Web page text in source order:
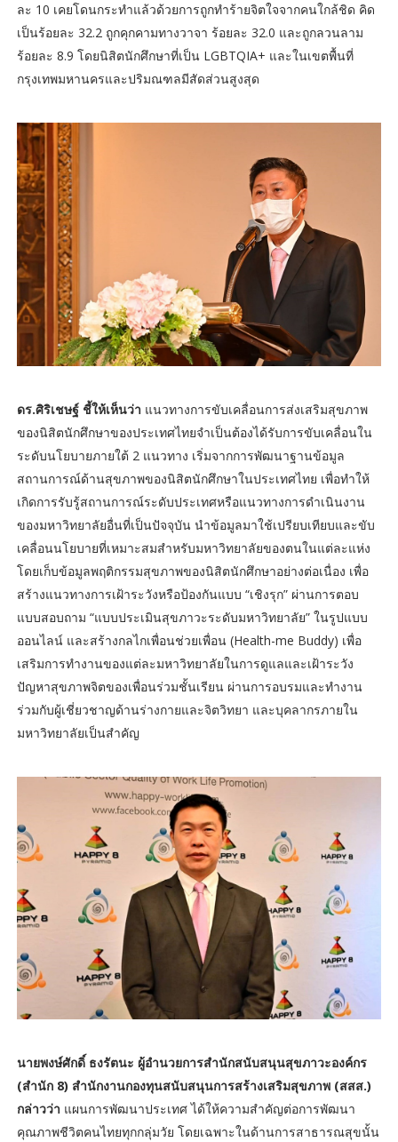
ละ 10 เคยโดนกระทำแล้วด้วยการถูกทำร้ายจิตใจจากคนใกล้ชิด คิด
เป็นร้อยละ 32.2 ถูกคุกคามทางวาจา ร้อยละ 32.0 และถูกลวนลาม
ร้อยละ 8.9 โดยนิสิตนักศึกษาที่เป็น LGBTQIA+ และในเขตพื้นที่
กรุงเทพมหานครและปริมณฑลมีสัดส่วนสูงสุด
ดร.ศิริเชษฐ์ ชี้ให้เห็นว่า แนวทางการขับเคลื่อนการส่งเสริมสุขภาพ
ของนิสิตนักศึกษาของประเทศไทยจำเป็นต้องได้รับการขับเคลื่อนใน
ระดับนโยบายภายใต้ 2 แนวทาง เริ่มจากการพัฒนาฐานข้อมูล
สถานการณ์ด้านสุขภาพของนิสิตนักศึกษาในประเทศไทย เพื่อทำให้
เกิดการรับรู้สถานการณ์ระดับประเทศหรือแนวทางการดำเนินงาน
ของมหาวิทยาลัยอื่นที่เป็นปัจจุบัน นำข้อมูลมาใช้เปรียบเทียบและขับ
เคลื่อนนโยบายที่เหมาะสมสำหรับมหาวิทยาลัยของตนในแต่ละแห่ง
โดยเก็บข้อมูลพฤติกรรมสุขภาพของนิสิตนักศึกษาอย่างต่อเนื่อง เพื่อ
สร้างแนวทางการเฝ้าระวังหรือป้องกันแบบ “เชิงรุก” ผ่านการตอบ
แบบสอบถาม “แบบประเมินสุขภาวะระดับมหาวิทยาลัย” ในรูปแบบ
ออนไลน์ และสร้างกลไกเพื่อนช่วยเพื่อน (Health-me Buddy) เพื่อ
เสริมการทำงานของแต่ละมหาวิทยาลัยในการดูแลและเฝ้าระวัง
ปัญหาสุขภาพจิตของเพื่อนร่วมชั้นเรียน ผ่านการอบรมและทำงาน
ร่วมกับผู้เชี่ยวชาญด้านร่างกายและจิตวิทยา และบุคลากรภายใน
มหาวิทยาลัยเป็นสำคัญ
นายพงษ์ศักดิ์ ธงรัตนะ ผู้อำนวยการสำนักสนับสนุนสุขภาวะองค์กร
(สำนัก 8) สำนักงานกองทุนสนับสนุนการสร้างเสริมสุขภาพ (สสส.)
กล่าวว่า แผนการพัฒนาประเทศ ได้ให้ความสำคัญต่อการพัฒนา
คุณภาพชีวิตคนไทยทุกกลุ่มวัย โดยเฉพาะในด้านการสาธารณสุขนั้น